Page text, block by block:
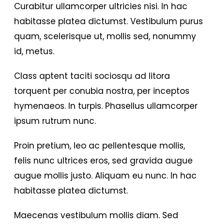
Curabitur ullamcorper ultricies nisi. In hac
habitasse platea dictumst. Vestibulum purus
quam, scelerisque ut, mollis sed, nonummy
id, metus.
Class aptent taciti sociosqu ad litora
torquent per conubia nostra, per inceptos
hymenaeos. In turpis. Phasellus ullamcorper
ipsum rutrum nunc.
Proin pretium, leo ac pellentesque mollis,
felis nunc ultrices eros, sed gravida augue
augue mollis justo. Aliquam eu nunc. In hac
habitasse platea dictumst.
Maecenas vestibulum mollis diam. Sed